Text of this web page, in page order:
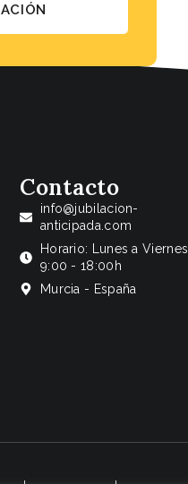
Contacto
info@jubilacion-
anticipada.com
Horario: Lunes a Viernes
9:00 - 18:00h
Murcia - España